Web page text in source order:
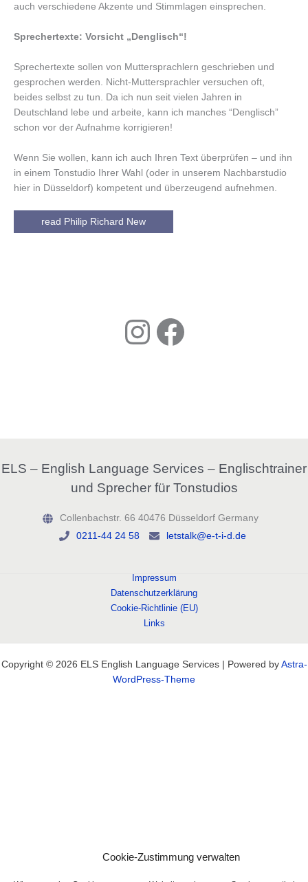
Cookie-Zustimmung verwalten
auch verschiedene Akzente und Stimmlagen einsprechen.
Sprechertexte: Vorsicht „Denglisch“!
Sprechertexte sollen von Muttersprachlern geschrieben und
gesprochen werden. Nicht-Muttersprachler versuchen oft,
beides selbst zu tun. Da ich nun seit vielen Jahren in
Deutschland lebe und arbeite, kann ich manches “Denglisch”
schon vor der Aufnahme korrigieren!
Wenn Sie wollen, kann ich auch Ihren Text überprüfen – und ihn
in einem Tonstudio Ihrer Wahl (oder in unserem Nachbarstudio
hier in Düsseldorf) kompetent und überzeugend aufnehmen.
read Philip Richard New
Instagram
Facebook
ELS – English Language Services – Englischtrainer
und Sprecher für Tonstudios
Collenbachstr. 66 40476 Düsseldorf Germany
0211-44 24 58
letstalk@e-t-i-d.de
Impressum
Datenschutzerklärung
Cookie-Richtlinie (EU)
Links
Copyright © 2026 ELS English Language Services | Powered by Astra-
WordPress-Theme